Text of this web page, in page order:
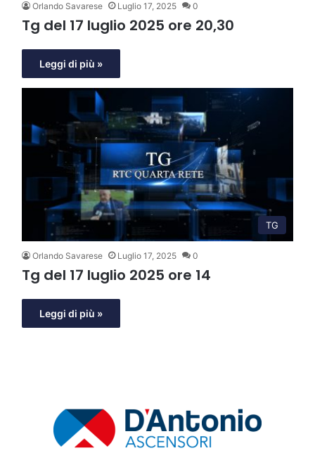
Orlando Savarese Luglio 17, 2025 0
Tg del 17 luglio 2025 ore 20,30
Leggi di più »
TG
Orlando Savarese Luglio 17, 2025 0
Tg del 17 luglio 2025 ore 14
Leggi di più »